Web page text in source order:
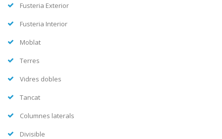
Fusteria Exterior
Fusteria Interior
Moblat
Terres
Vidres dobles
Tancat
Columnes laterals
Divisible